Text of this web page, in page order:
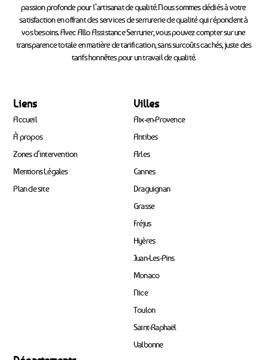
passion profonde pour l’artisanat de qualité. Nous sommes dédiés à votre
satisfaction en offrant des services de serrurerie de qualité qui répondent à
vos besoins. Avec Allo Assistance Serrurier, vous pouvez compter sur une
transparence totale en matière de tarification, sans surcoûts cachés, juste des
tarifs honnêtes pour un travail de qualité.
Liens
Accueil
À propos
Zones d’intervention
Mentions Légales
Plan de site
Villes
Aix-en-Provence
Antibes
Arles
Cannes
Draguignan
Grasse
Fréjus
Hyères
Juan-Les-Pins
Monaco
Nice
Toulon
Saint-Raphaël
Valbonne